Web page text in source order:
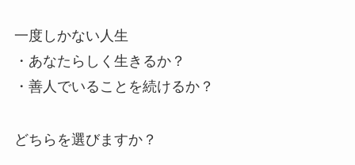
一度しかない人生
・あなたらしく生きるか？
・善人でいることを続けるか？
どちらを選びますか？